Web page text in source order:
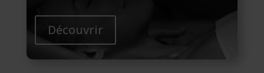
Découvrir